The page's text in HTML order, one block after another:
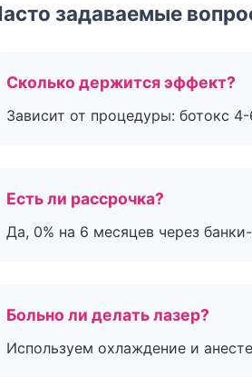
задаваемые
Сколько держится эффект?
Зависит от процедуры: ботокс
Есть ли рассрочка?
Да, 0% на 6 месяцев через
Больно ли делать лазер?
Используем охлаждение и